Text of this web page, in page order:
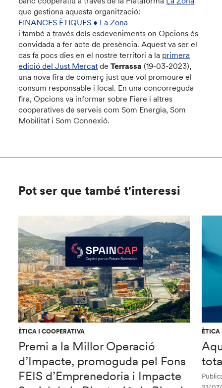
que gestiona aquesta organització:
FINANCES ÈTIQUES • La Zona
i també a través dels esdeveniments on Opcions és
convidada a fer acte de presència. Aquest va ser el
cas fa pocs dies en el nostre territori a la primera
edició del Just Mercat de Terrassa(19-03-2023),
una nova fira de comerç just que vol promoure el
consum responsable i local. En una concorreguda
fira, Opcions va informar sobre Fiare i altres
cooperatives de serveis com Som Energia, Som
Mobilitat i Som Connexió.
Pot ser que també t'interessi
ÈTICA I COOPERATIVA
Premi a la Millor Operació
d’Impacte, promoguda pel Fons
FEIS d’Emprenedoria i Impacte
ÈTICA